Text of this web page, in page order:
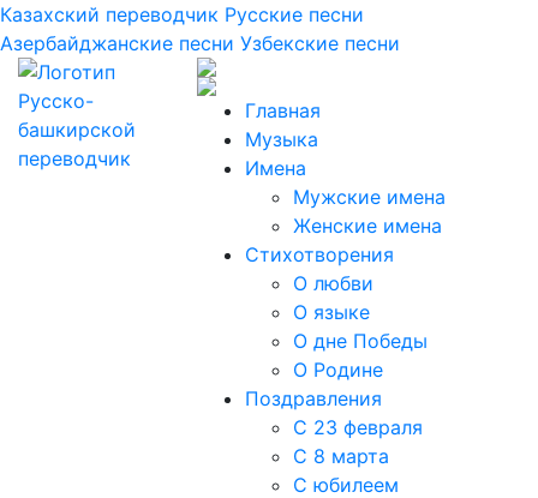
Казахский переводчик Русские песни
Азербайджанские песни Узбекские песни
Главная
Музыка
Имена
Мужские имена
Женские имена
Стихотворения
О любви
О языке
О дне Победы
О Родине
Поздравления
С 23 февраля
С 8 марта
С юбилеем